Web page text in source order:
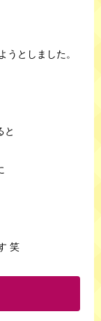
うとしました。
と
笑